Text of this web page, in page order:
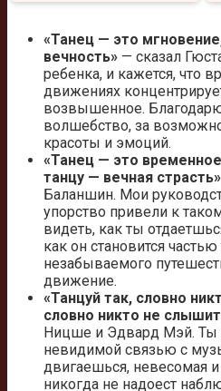
«Танец — это
вечность» — сказал
ребенка, и кажется, что
движениях
возвышенное. Благодарю
волшебство, за
красоты и эмоций.
«Танец — это
танцу — вечная страсть»
Баланшин. Мои
упорство привели к
видеть, как ты
как он становится
незабываемого
движение.
«Танцуй так, словно
словно никто не
Ницше и Эдвард Мэй. Ты
невидимой связью с
двигаешься, невесомая
никогда не надоест